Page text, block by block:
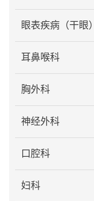
眼表疾病（干眼）
耳鼻喉科
胸外科
神经外科
口腔科
妇科